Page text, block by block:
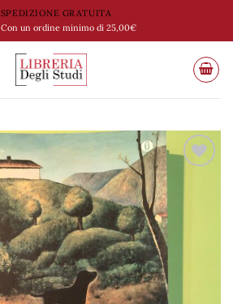
SPEDIZIONE GRATUITA
Con un ordine minimo di 25,00€
Aggiungi
alla lista
desideri